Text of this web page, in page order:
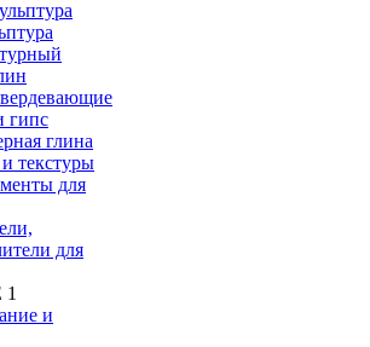
гипс
глина
текстуры
для
для